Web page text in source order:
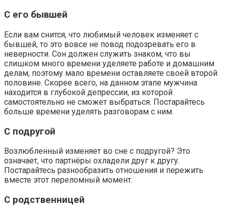
С его бывшей
Если вам снится, что любимый человек изменяет с
бывшей, то это вовсе не повод подозревать его в
неверности. Сон должен служить знаком, что вы
слишком много времени уделяете работе и домашним
делам, поэтому мало времени оставляете своей второй
половине. Скорее всего, на данном этапе мужчина
находится в глубокой депрессии, из которой
самостоятельно не сможет выбраться. Постарайтесь
больше времени уделять разговорам с ним.
С подругой
Возлюбленный изменяет во сне с подругой? Это
означает, что партнёры охладели друг к другу.
Постарайтесь разнообразить отношения и пережить
вместе этот переломный момент.
С родственницей